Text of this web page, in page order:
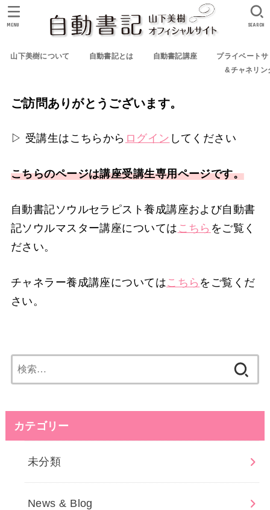
山下美樹について 自動書記とは 自動書記講座
プライベート
&チャネリン
SEARCH
MENU
ご訪問ありがとうございます。
▷ 受講生はこちらから ログイン してください
こちらのページは講座受講生専用ページです。
自動書記ソウルセラピスト養成講座および自動書
記ソウルマスター講座については こちら をご覧く
ださい。
チャネラー養成講座についてはこちら をご覧くだ
さい。
索:
カテゴリー
未分類
News & Blog